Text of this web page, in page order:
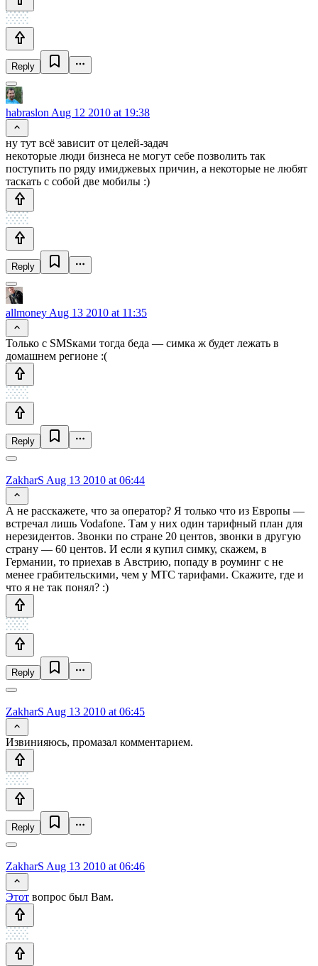
Reply
habraslon Aug 12 2010 at 19:38
ну тут всё зависит от целей-задач
некоторые люди бизнеса не могут себе позволить так
поступить по ряду имиджевых причин, а некоторые не любят
таскать с собой две мобилы :)
Reply
allmoney Aug 13 2010 at 11:35
Только с SMSками тогда беда — симка ж будет лежать в
домашнем регионе :(
Reply
ZakharS Aug 13 2010 at 06:44
А не расскажете, что за оператор? Я только что из Европы —
встречал лишь Vodafone. Там у них один тарифный план для
нерезидентов. Звонки по стране 20 центов, звонки в другую
страну — 60 центов. И если я купил симку, скажем, в
Германии, то приехав в Австрию, попаду в роуминг с не
менее грабительскими, чем у МТС тарифами. Скажите, где и
что я не так понял? :)
Reply
ZakharS Aug 13 2010 at 06:45
Извинияюсь, промазал комментарием.
Reply
ZakharS Aug 13 2010 at 06:46
Этот вопрос был Вам.